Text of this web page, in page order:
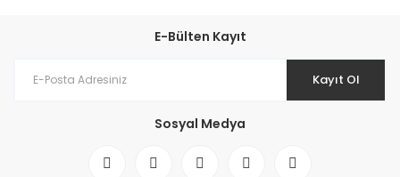
E-Bülten Kayıt
Kayıt Ol
Sosyal Medya